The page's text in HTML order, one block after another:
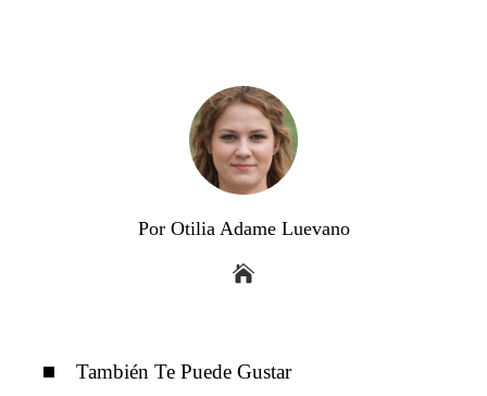
Por Otilia Adame Luevano
También Te Puede Gustar